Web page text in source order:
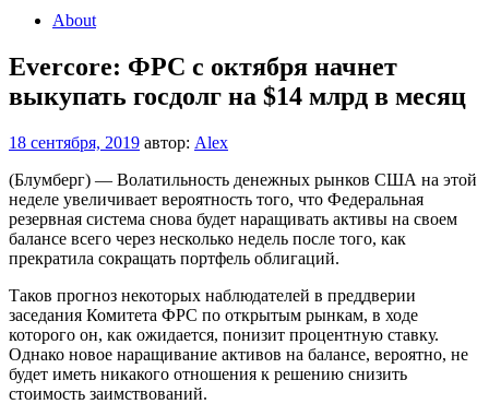
About
Evercore: ФРС с октября начнет
выкупать госдолг на $14 млрд в месяц
18 сентября, 2019 автор: Alex
(Блумберг) — Волатильность денежных рынков США на этой
неделе увеличивает вероятность того, что Федеральная
резервная система снова будет наращивать активы на своем
балансе всего через несколько недель после того, как
прекратила сокращать портфель облигаций.
Таков прогноз некоторых наблюдателей в преддверии
заседания Комитета ФРС по открытым рынкам, в ходе
которого он, как ожидается, понизит процентную ставку.
Однако новое наращивание активов на балансе, вероятно, не
будет иметь никакого отношения к решению снизить
стоимость заимствований.